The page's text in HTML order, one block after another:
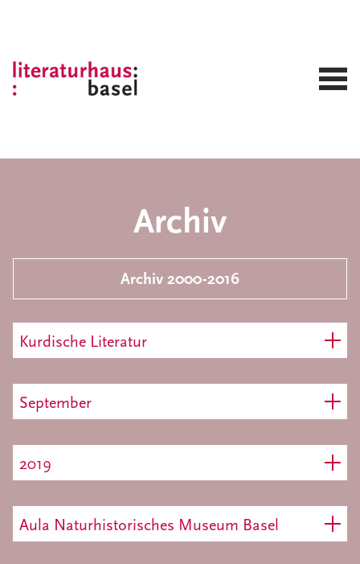
Archiv
Archiv 2000-2016
Kurdische Literatur
September
2019
Aula Naturhistorisches Museum Basel